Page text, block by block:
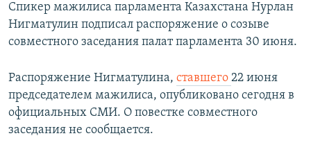
Спикер мажилиса парламента Казахстана Нурлан
Нигматулин подписал распоряжение о созыве
совместного заседания палат парламента 30 июня.
Распоряжение Нигматулина, ставшего 22 июня
председателем мажилиса, опубликовано сегодня в
официальных СМИ. О повестке совместного
заседания не сообщается.